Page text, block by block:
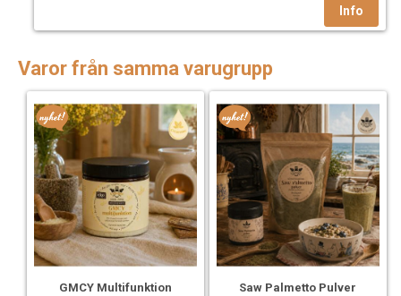
Varor från samma varugrupp
GMCY Multifunktion Saw Palmetto Pulver